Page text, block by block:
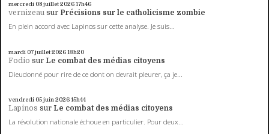
mercredi 08juillet 202617h46
vernizeau sur Précisions sur le catholicisme zombie
En plein accord avec Lapinos sur cette analyse. Je suis...
mardi 07juillet 202613h20
Fodio sur Le combat des médias citoyens
Dieudonné pour rire de ce dont on devrait pleurer, ça je...
vendredi 05juin 202615h44
Lapinos sur Le combat des médias citoyens
La révolution nationale échoue en particulier. Pour deux...